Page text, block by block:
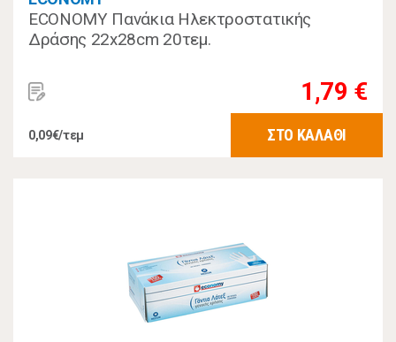
ECONOMY Πανάκια Ηλεκτροστατικής
Δράσης 22x28cm 20τεμ.
1,79 €
0,09€/τεμ ΣΤΟ ΚΑΛΑΘΙ